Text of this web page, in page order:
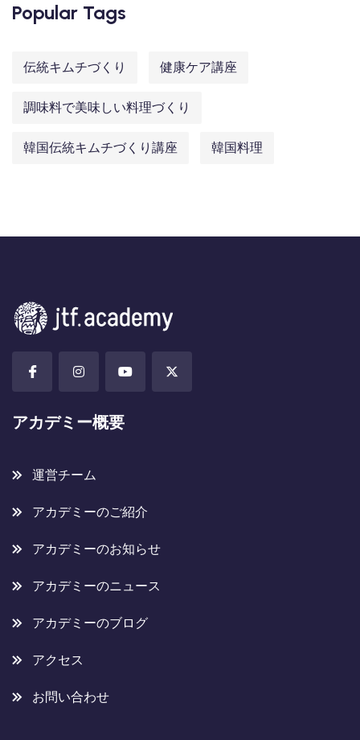
Popular Tags
伝統キムチづくり 健康ケア講座
調味料で美味しい料理づくり
韓国伝統キムチづくり講座 韓国料理
アカデミー概要
運営チーム
アカデミーのご紹介
アカデミーのお知らせ
アカデミーのニュース
アカデミーのブログ
アクセス
お問い合わせ